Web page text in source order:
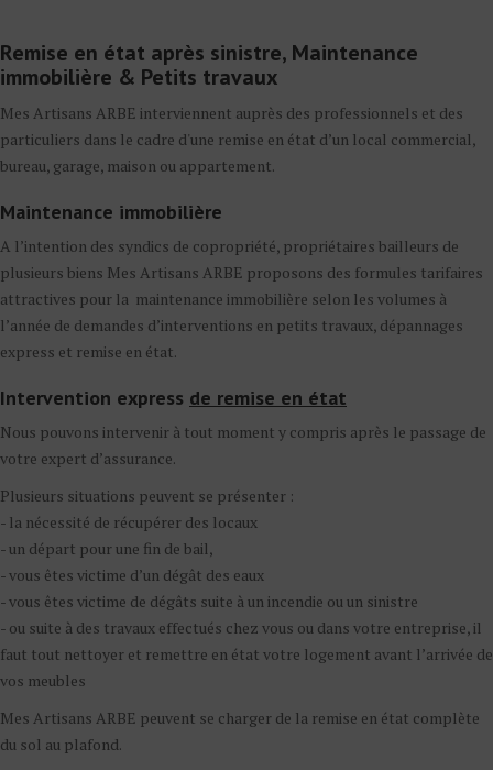
Remise en état après sinistre, Maintenance
immobilière & Petits travaux
Mes Artisans ARBE interviennent auprès des professionnels et des
particuliers dans le cadre d'une remise en état d’un local commercial,
bureau, garage, maison ou appartement.
Maintenance immobilière
A l’intention des syndics de copropriété, propriétaires bailleurs de
plusieurs biens Mes Artisans ARBE proposons des formules tarifaires
attractives pour la maintenance immobilière selon les volumes à
l’année de demandes d’interventions en petits travaux, dépannages
express et remise en état.
Intervention express de remise en état
Nous pouvons intervenir à tout moment y compris après le passage de
votre expert d’assurance.
Plusieurs situations peuvent se présenter :
- la nécessité de récupérer des locaux
- un départ pour une fin de bail,
- vous êtes victime d’un dégât des eaux
- vous êtes victime de dégâts suite à un incendie ou un sinistre
- ou suite à des travaux effectués chez vous ou dans votre entreprise, il
faut tout nettoyer et remettre en état votre logement avant l’arrivée de
vos meubles
Mes Artisans ARBE peuvent se charger de la remise en état complète
du sol au plafond.